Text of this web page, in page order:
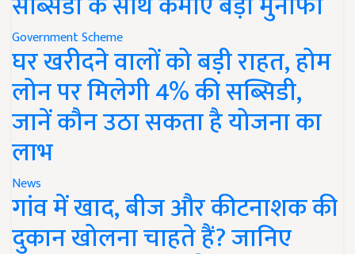
Government Scheme
घर खरीदने वालों को बड़ी राहत, होम
लोन पर मिलेगी 4% की सब्सिडी,
जानें कौन उठा सकता है योजना का
लाभ
News
गांव में खाद, बीज और कीटनाशक की
दुकान खोलना चाहते हैं? जानिए